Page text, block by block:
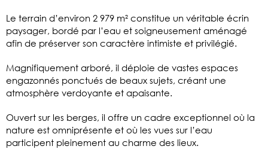
Le terrain d’environ 2 979 m² constitue un véritable écrin
paysager, bordé par l’eau et soigneusement aménagé
afin de préserver son caractère intimiste et privilégié.
Magnifiquement arboré, il déploie de vastes espaces
engazonnés ponctués de beaux sujets, créant une
atmosphère verdoyante et apaisante.
Ouvert sur les berges, il offre un cadre exceptionnel où la
nature est omniprésente et où les vues sur l’eau
participent pleinement au charme des lieux.